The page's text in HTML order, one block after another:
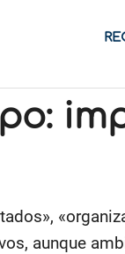
aunque